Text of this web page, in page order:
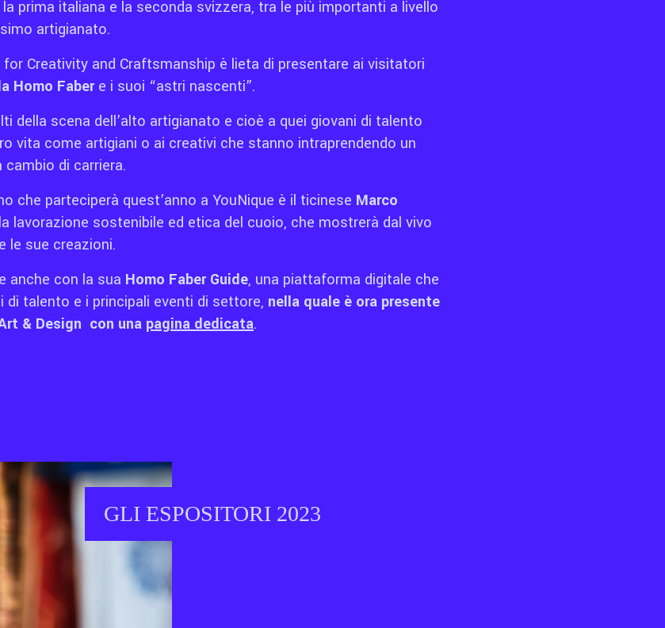
prima italiana e la seconda svizzera, tra le più importanti a livello
artigianato.
Creativity and Craftsmanship è lieta di presentare ai visitatori
Homo Faber e i suoi “astri nascenti”.
della scena dell’alto artigianato e cioè a quei giovani di talento
vita come artigiani o ai creativi che stanno intraprendendo un
di carriera.
che parteciperà quest’anno a YouNique è il ticinese Marco
lavorazione sostenibile ed etica del cuoio, che mostrerà dal vivo
le sue creazioni.
anche con la sua Homo Faber Guide, una piattaforma digitale che
di talento e i principali eventi di settore, nella quale è ora presente
& Design con una pagina dedicata.
GLI ESPOSITORI 2023